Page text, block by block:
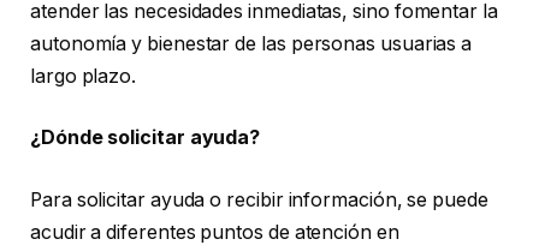
atender las necesidades inmediatas, sino fomentar la
autonomía y bienestar de las personas usuarias a
largo plazo.
¿Dónde solicitar ayuda?
Para solicitar ayuda o recibir información, se puede
acudir a diferentes puntos de atención en